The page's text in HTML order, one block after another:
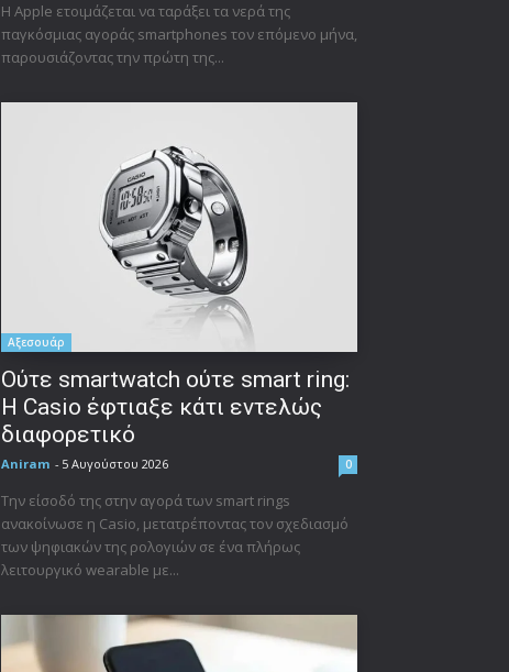
Η Apple ετοιμάζεται να ταράξει τα νερά της
παγκόσμιας αγοράς smartphones τον επόμενο μήνα,
παρουσιάζοντας την πρώτη της...
Αξεσουάρ
Ούτε smartwatch ούτε smart ring:
Η Casio έφτιαξε κάτι εντελώς
διαφορετικό
Aniram - 5 Αυγούστου 2026 0
Την είσοδό της στην αγορά των smart rings
ανακοίνωσε η Casio, μετατρέποντας τον σχεδιασμό
των ψηφιακών της ρολογιών σε ένα πλήρως
λειτουργικό wearable με...